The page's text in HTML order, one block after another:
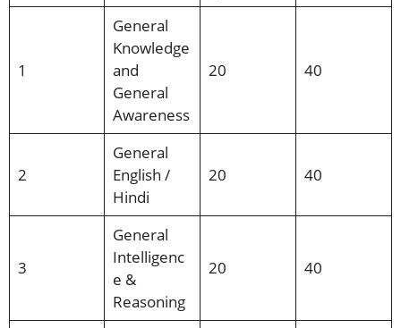
1
General
Knowledge
and
General
Awareness
20 40
2
General
English /
Hindi
20 40
3
General
Intelligenc
e &
Reasoning
20 40